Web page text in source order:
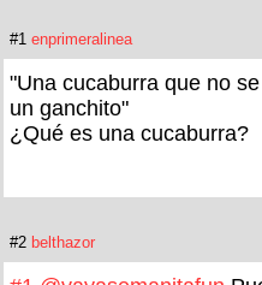
#1 enprimeralinea
"Una cucaburra que no
un ganchito"
¿Qué es una cucaburra?
#2 belthazor